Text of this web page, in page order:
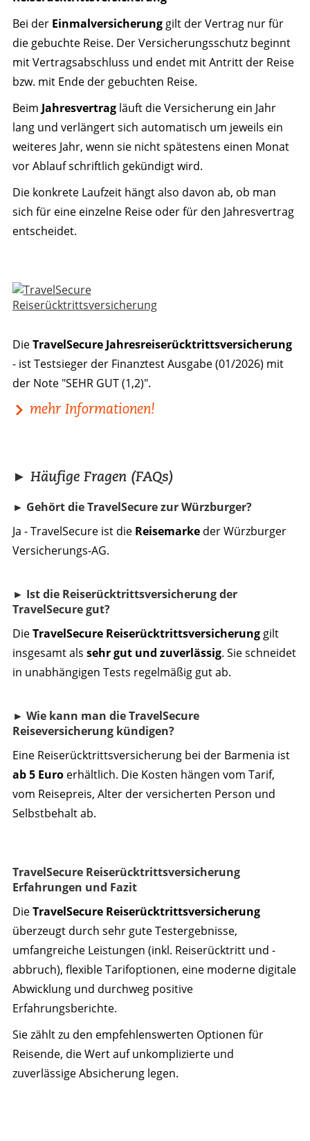
Bei der Einmalversicherunggilt der Vertrag nur für
die gebuchte Reise. Der Versicherungsschutz beginnt
mit Vertragsabschluss und endet mit Antritt der Reise
bzw. mit Ende der gebuchten Reise.
Beim Jahresvertragläuft die Versicherung ein Jahr
lang und verlängert sich automatisch um jeweils ein
weiteres Jahr, wenn sie nicht spätestens einen Monat
vor Ablauf schriftlich gekündigt wird.
Die konkrete Laufzeit hängt also davon ab, ob man
sich für eine einzelne Reise oder für den Jahresvertrag
entscheidet.
DieTravelSecure Jahresreiserücktrittsversicherung
- ist Testsieger der Finanztest Ausgabe (01/2026) mit
der Note "SEHR GUT (1,2)".
mehr Informationen!
► Häufige Fragen (FAQs)
► Gehört die TravelSecure zur Würzburger?
Ja - TravelSecure ist die Reisemarkeder Würzburger
Versicherungs‑AG.
► Ist die Reiserücktrittsversicherung der
TravelSecure gut?
DieTravelSecure Reiserücktrittsversicherunggilt
insgesamt als sehr gut und zuverlässig. Sie schneidet
in unabhängigen Tests regelmäßig gut ab.
► Wie kann man die TravelSecure
Reiseversicherung kündigen?
Eine Reiserücktrittsversicherung bei der Barmenia ist
ab 5 Euroerhältlich. Die Kosten hängen vom Tarif,
vom Reisepreis, Alter der versicherten Person und
Selbstbehalt ab.
TravelSecure Reiserücktrittsversicherung
Erfahrungen und Fazit
DieTravelSecure Reiserücktrittsversicherung
überzeugt durch sehr gute Testergebnisse,
umfangreiche Leistungen (inkl. Reiserücktritt und -
abbruch), flexible Tarifoptionen, eine moderne digitale
Abwicklung und durchweg positive
Erfahrungsberichte.
Sie zählt zu den empfehlenswerten Optionen für
Reisende, die Wert auf unkomplizierte und
zuverlässige Absicherung legen.